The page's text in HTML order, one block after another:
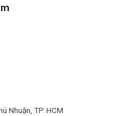
Nhuận, TP. HCM